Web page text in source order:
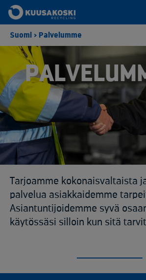
Suomi > Palvelumme
Tarjoamme kokonaisvaltaista
palvelua asiakkaidemme
Asiantuntijoidemme syvä
käytössäsi silloin kun sitä